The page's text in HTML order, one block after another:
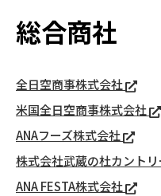
総合商社
全日空商事株式会社
米国全日空商事株式会社
ANAフーズ株式会社
株式会社武蔵の杜カント
ANA FESTA株式会社